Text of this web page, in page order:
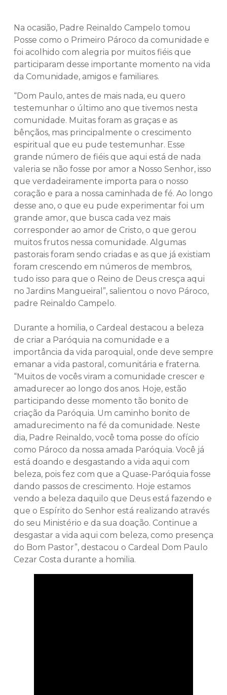
Na ocasião, Padre Reinaldo Campelo tomou
Posse como o Primeiro Pároco da comunidade e
foi acolhido com alegria por muitos fiéis que
participaram desse importante momento na vida
da Comunidade, amigos e familiares.
“Dom Paulo, antes de mais nada, eu quero
testemunhar o último ano que tivemos nesta
comunidade. Muitas foram as graças e as
bênçãos, mas principalmente o crescimento
espiritual que eu pude testemunhar. Esse
grande número de fiéis que aqui está de nada
valeria se não fosse por amor a Nosso Senhor, isso
que verdadeiramente importa para o nosso
coração e para a nossa caminhada de fé. Ao longo
desse ano, o que eu pude experimentar foi um
grande amor, que busca cada vez mais
corresponder ao amor de Cristo, o que gerou
muitos frutos nessa comunidade. Algumas
pastorais foram sendo criadas e as que já existiam
foram crescendo em números de membros,
tudo isso para que o Reino de Deus cresça aqui
no Jardins Mangueiral”, salientou o novo Pároco,
padre Reinaldo Campelo.
Durante a homilia, o Cardeal destacou a beleza
de criar a Paróquia na comunidade e a
importância da vida paroquial, onde deve sempre
emanar a vida pastoral, comunitária e fraterna.
“Muitos de vocês viram a comunidade crescer e
amadurecer ao longo dos anos. Hoje, estão
participando desse momento tão bonito de
criação da Paróquia. Um caminho bonito de
amadurecimento na fé da comunidade. Neste
dia, Padre Reinaldo, você toma posse do ofício
como Pároco da nossa amada Paróquia. Você já
está doando e desgastando a vida aqui com
beleza, pois fez com que a Quase-Paróquia fosse
dando passos de crescimento. Hoje estamos
vendo a beleza daquilo que Deus está fazendo e
que o Espírito do Senhor está realizando através
do seu Ministério e da sua doação. Continue a
desgastar a vida aqui com beleza, como presença
do Bom Pastor”, destacou o Cardeal Dom Paulo
Cezar Costa durante a homilia.